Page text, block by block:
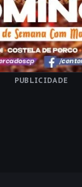
PUBLICIDADE